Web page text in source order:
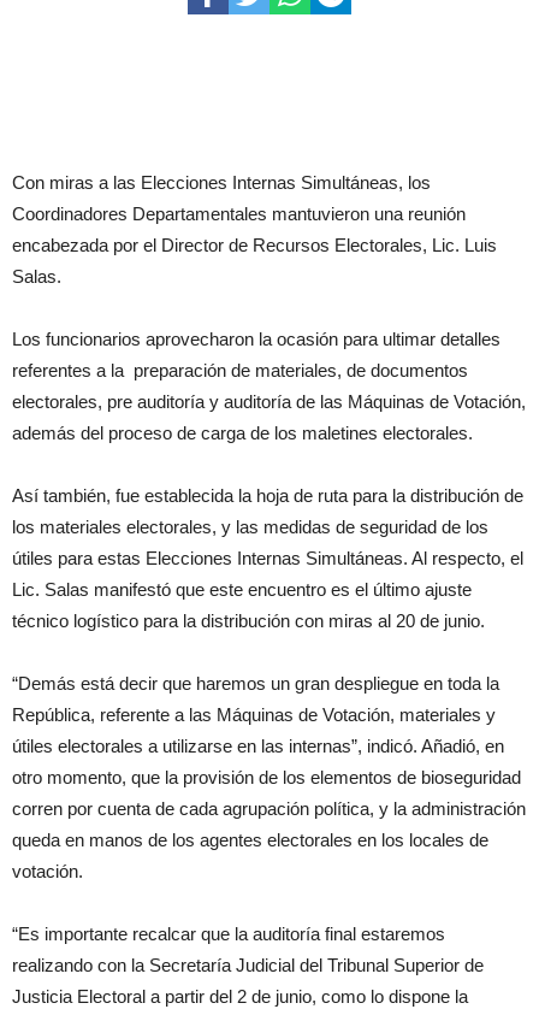
Con miras a las Elecciones Internas Simultáneas, los
Coordinadores Departamentales mantuvieron una reunión
encabezada por el Director de Recursos Electorales, Lic. Luis
Salas.
Los funcionarios aprovecharon la ocasión para ultimar detalles
referentes a la preparación de materiales, de documentos
electorales, pre auditoría y auditoría de las Máquinas de Votación,
además del proceso de carga de los maletines electorales.
Así también, fue establecida la hoja de ruta para la distribución de
los materiales electorales, y las medidas de seguridad de los
útiles para estas Elecciones Internas Simultáneas. Al respecto, el
Lic. Salas manifestó que este encuentro es el último ajuste
técnico logístico para la distribución con miras al 20 de junio.
“Demás está decir que haremos un gran despliegue en toda la
República, referente a las Máquinas de Votación, materiales y
útiles electorales a utilizarse en las internas”, indicó. Añadió, en
otro momento, que la provisión de los elementos de bioseguridad
corren por cuenta de cada agrupación política, y la administración
queda en manos de los agentes electorales en los locales de
votación.
“Es importante recalcar que la auditoría final estaremos
realizando con la Secretaría Judicial del Tribunal Superior de
Justicia Electoral a partir del 2 de junio, como lo dispone la